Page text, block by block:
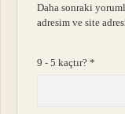
Daha sonraki
adresim ve site
9 - 5 kaçtır?*